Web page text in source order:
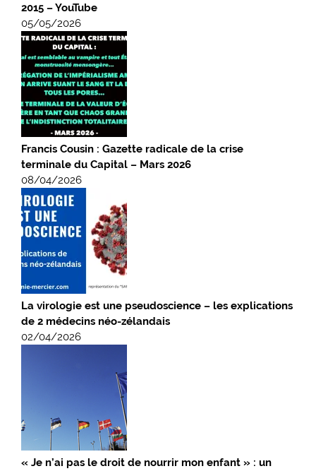
2015 – YouTube
05/05/2026
Francis Cousin : Gazette radicale de la crise
terminale du Capital – Mars 2026
08/04/2026
La virologie est une pseudoscience – les explications
de 2 médecins néo-zélandais
02/04/2026
« Je n’ai pas le droit de nourrir mon enfant » : un